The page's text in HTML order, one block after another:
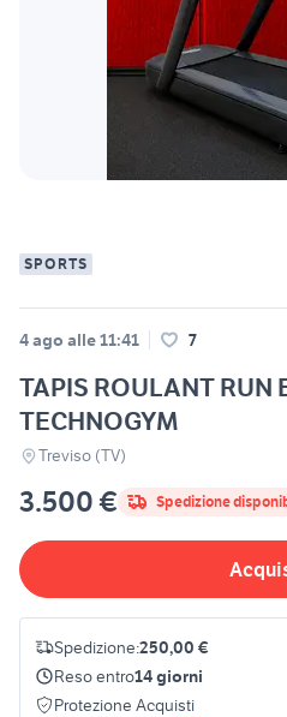
SPORTS
4 ago alle 11:41 7
TAPIS ROULANT RUN
TECHNOGYM
Treviso (TV)
3.500 € Spedizione
Spedizione:250,00 €
Reso entro14 giorni
Protezione Acquisti